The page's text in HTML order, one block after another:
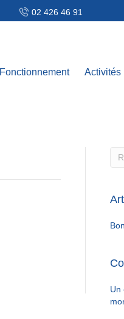
02 426 46 91
Fonctionnement Activités
Un